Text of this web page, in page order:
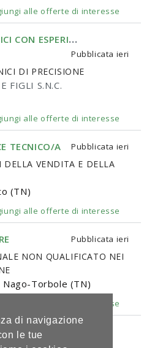
di navigazione
le tue
alle offerte di interesse
R
ICERCHIAMO MECCANICI CON ESPERIENZA
Pubblicata ieri
DI PRECISIONE
FIGLI S.N.C.
alle offerte di interesse
TECNICO/A Pubblicata ieri
DELLA VENDITA E DELLA
(TN)
alle offerte di interesse
Pubblicata ieri
NON QUALIFICATO NEI
Nago-Torbole (TN)
alle offerte di interesse